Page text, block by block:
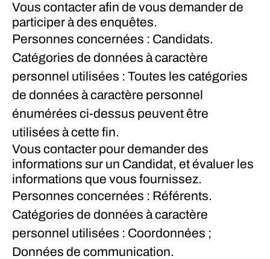
Vous contacter afin de vous demander de
participer à des enquêtes.
Personnes concernées : Candidats.
Catégories de données à caractère
personnel utilisées : Toutes les catégories
de données à caractère personnel
énumérées ci-dessus peuvent être
utilisées à cette fin.
Vous contacter pour demander des
informations sur un Candidat, et évaluer les
informations que vous fournissez.
Personnes concernées : Référents.
Catégories de données à caractère
personnel utilisées : Coordonnées ;
Données de communication.